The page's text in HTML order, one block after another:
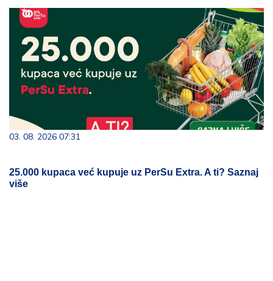
03. 08. 2026 07:31
25.000 kupaca već kupuje uz PerSu Extra. A ti? Saznaj
više